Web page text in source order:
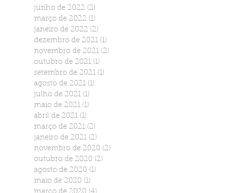
junho de 2022 (2)
março de 2022 (1)
janeiro de 2022 (2)
dezembro de 2021 (1)
novembro de 2021 (2)
outubro de 2021 (1)
setembro de 2021 (1)
agosto de 2021 (1)
julho de 2021 (1)
maio de 2021 (1)
abril de 2021 (1)
março de 2021 (2)
janeiro de 2021 (2)
novembro de 2020 (2)
outubro de 2020 (2)
agosto de 2020 (1)
maio de 2020 (1)